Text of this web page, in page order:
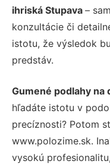
ihriská Stupava –
konzultácie či
istotu, že výsledok
predstáv.
Gumené podlahy na
hľadáte istotu v
precíznosti? Potom
www.polozime.sk.
vysokú